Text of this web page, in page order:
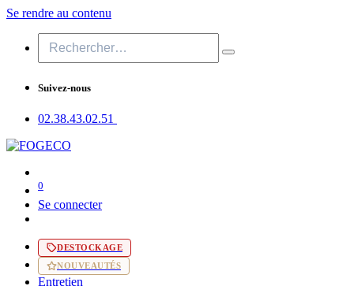
Se rendre au contenu
Suivez-nous
02.38.43​.02.51
0
Se connecter
DESTOCKAGE
NOUVEAUTÉS
Entretien